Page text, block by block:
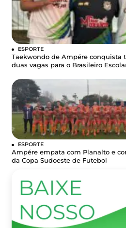
ESPORTE
Taekwondo de Ampére conquista
duas vagas para o Brasileiro
ESPORTE
Ampére empata com Planalto e
da Copa Sudoeste de Futebol